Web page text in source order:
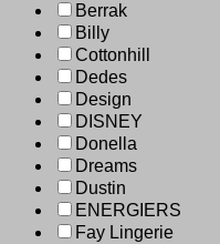
Berrak
Billy
Cottonhill
Dedes
Design
DISNEY
Donella
Dreams
Dustin
ENERGIERS
Fay Lingerie